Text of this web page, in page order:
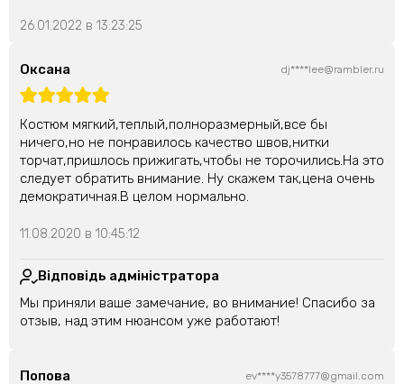
26.01.2022 в 13:23:25
Оксана dj****lee@rambler.ru
Костюм мягкий,теплый,полноразмерный,все бы
ничего,но не понравилось качество швов,нитки
торчат,пришлось прижигать,чтобы не торочились.На это
следует обратить внимание. Ну скажем так,цена очень
демократичная.В целом нормально.
11.08.2020 в 10:45:12
Відповідь адміністратора
Мы приняли ваше замечание, во внимание! Спасибо за
отзыв, над этим нюансом уже работают!
Попова ev****y3578777@gmail.com